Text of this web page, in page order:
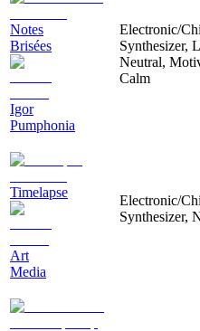
Notes
Brisées
Igor
Pumphonia
Electronic/
Synthesizer,
Neutral,
Calm
Timelapse
Art
Media
Electronic/
Synthesizer,